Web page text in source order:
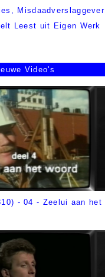
Misdaadverslaggever
Leest uit Eigen Werk
Video's
- 04 - Zeelui aan het